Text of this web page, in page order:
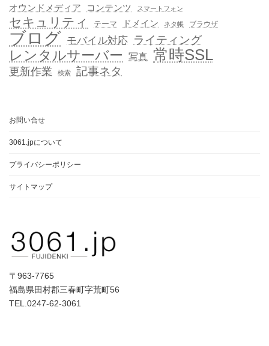
オウンドメディア コンテンツ スマートフォン
セキュリティ テーマ ドメイン ネタ帳 ブラウザ
ブログ モバイル対応 ライティング
レンタルサーバー 写真 常時SSL
更新作業 検索 記事ネタ
お問い合せ
3061.jpについて
プライバシーポリシー
サイトマップ
〒963-7765
福島県田村郡三春町字荒町56
TEL.0247-62-3061